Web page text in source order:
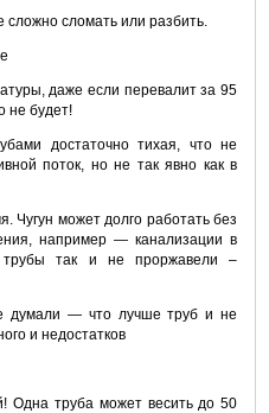
сломать или разбить.
даже если перевалит за 95
не будет!
достаточно тихая, что не
поток, но не так явно как в
может долго работать без
например — канализации в
так и не проржавели –
думали — что лучше труб и не
и недостатков
труба может весить до 50